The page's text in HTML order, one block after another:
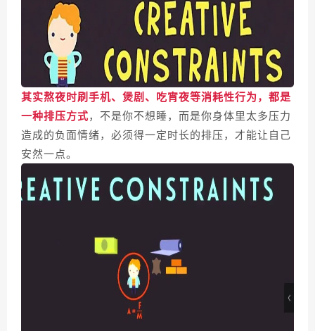
其实熬夜时刷手机、煲剧、吃宵夜等消耗性行为，都是
一种排压方式，不是你不想睡，而是你身体里太多压力
造成的负面情绪，必须得一定时长的排压，才能让自己
安然一点。